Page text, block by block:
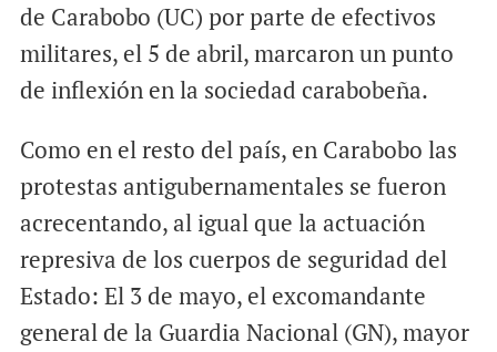
de Carabobo (UC) por parte de efectivos
militares, el 5 de abril, marcaron un punto
de inflexión en la sociedad carabobeña.
Como en el resto del país, en Carabobo las
protestas antigubernamentales se fueron
acrecentando, al igual que la actuación
represiva de los cuerpos de seguridad del
Estado: El 3 de mayo, el excomandante
general de la Guardia Nacional (GN), mayor